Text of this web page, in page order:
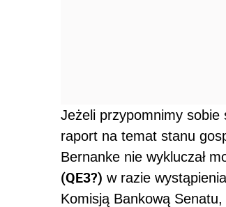
Jeżeli przypomnimy sobie
raport na temat stanu
Bernanke nie wykluczał
(QE3?) w razie
Komisją Bankową